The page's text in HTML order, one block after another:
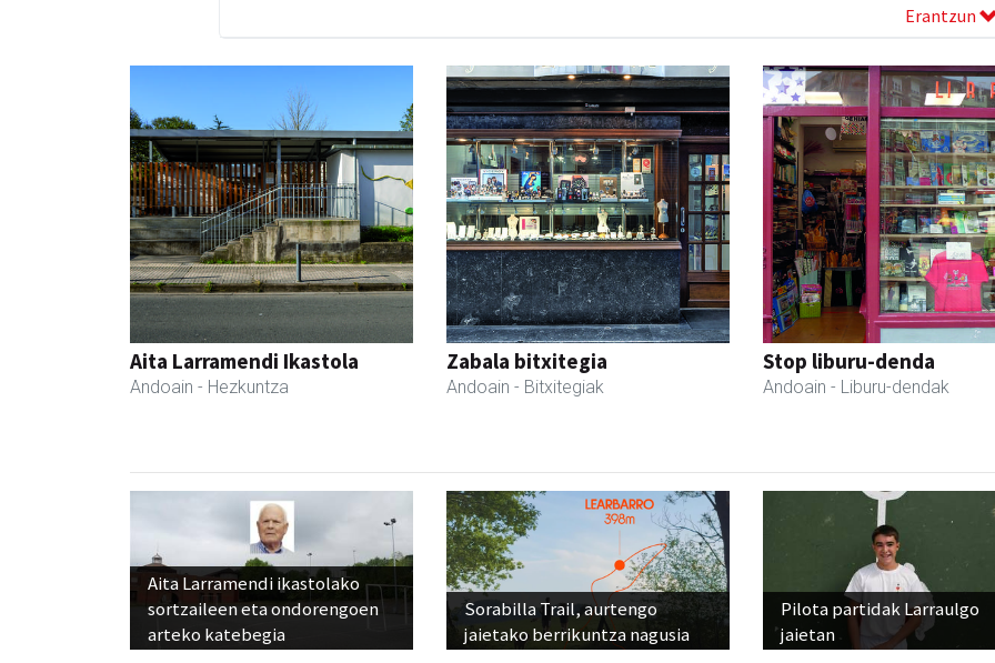
Erantzun
Aita Larramendi Ikastola
Andoain - Hezkuntza
Zabala bitxitegia
Andoain - Bitxitegiak
Stop liburu-denda
Andoain - Liburu-dendak
Aita Larramendi ikastolako
sortzaileen eta ondorengoen
arteko katebegia
Sorabilla Trail, aurtengo
jaietako berrikuntza nagusia
Pilota partidak Larraulgo
jaietan